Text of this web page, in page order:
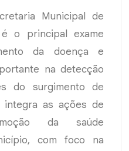
Municipal de
o principal exame
da doença e
na detecção
do surgimento de
integra as ações de
da saúde
com foco na